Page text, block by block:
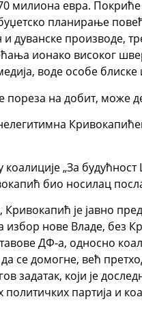
милиона евра.
планирање
дуванске производе,
ионако високог
воде особе
на добит, може
„За будућност
био носилац
Кривокапић је јавно
нове Владе, без
ДФ-а, односно
се домогне, већ
задатак, који је
партија и